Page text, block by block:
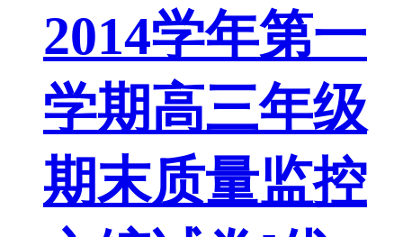
2014学年第一
学期高三年级
期末质量监控